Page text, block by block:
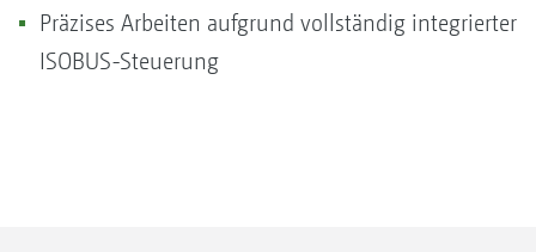
Präzises Arbeiten aufgrund vollständig integrierter
ISOBUS-Steuerung